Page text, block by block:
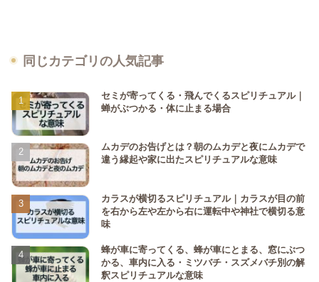
同じカテゴリの人気記事
セミが寄ってくる・飛んでくるスピリチュアル｜
蝉がぶつかる・体に止まる場合
ムカデのお告げとは？朝のムカデと夜にムカデで
違う縁起や家に出たスピリチュアルな意味
カラスが横切るスピリチュアル｜カラスが目の前
を右から左や左から右に運転中や神社で横切る意
味
蜂が車に寄ってくる、蜂が車にとまる、窓にぶつ
かる、車内に入る・ミツバチ・スズメバチ別の解
釈スピリチュアルな意味